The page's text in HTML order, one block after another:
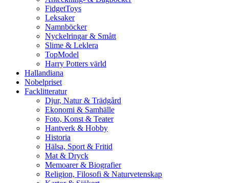
FidgetToys
Leksaker
Namnböcker
Nyckelringar & Smått
Slime & Leklera
TopModel
Harry Potters värld
Hallandiana
Nobelpriset
Facklitteratur
Djur, Natur & Trädgård
Ekonomi & Samhälle
Foto, Konst & Teater
Hantverk & Hobby
Historia
Hälsa, Sport & Fritid
Mat & Dryck
Memoarer & Biografier
Religion, Filosofi & Naturvetenskap